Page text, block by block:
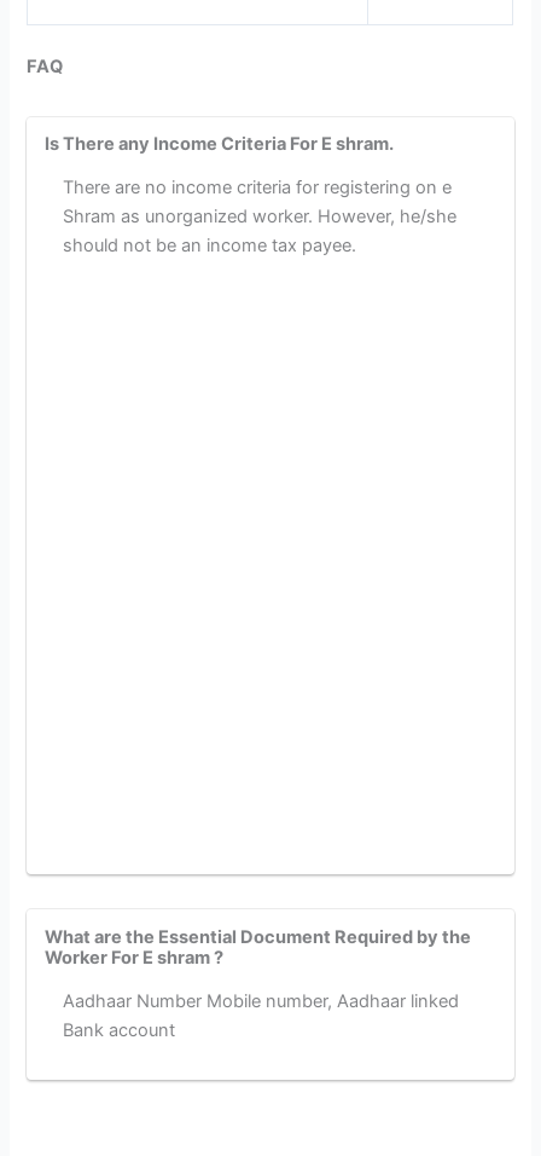
FAQ
Is There any Income Criteria For E shram.
There are no income criteria for registering on e
Shram as unorganized worker. However, he/she
should not be an income tax payee.
What are the Essential Document Required by the
Worker For E shram ?
Aadhaar Number Mobile number, Aadhaar linked
Bank account